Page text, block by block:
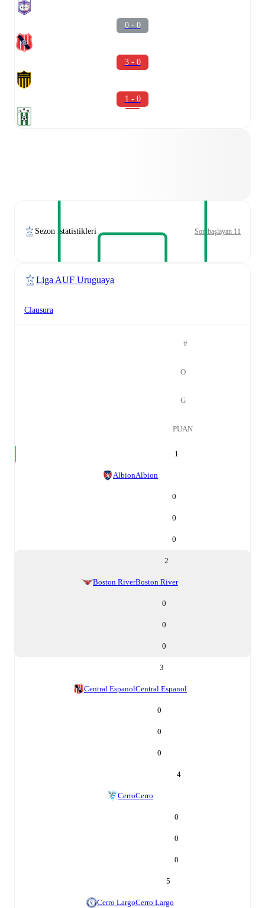
0 - 0
3 - 0
1 - 0
Sezon istatistikleri Son başlayan 11
Liga AUF Uruguaya
Clausura
#
O
G
PUAN
1
AlbionAlbion
0
0
0
2
Boston RiverBoston River
0
0
0
3
Central EspanolCentral Espanol
0
0
0
4
CerroCerro
0
0
0
5
Cerro LargoCerro Largo